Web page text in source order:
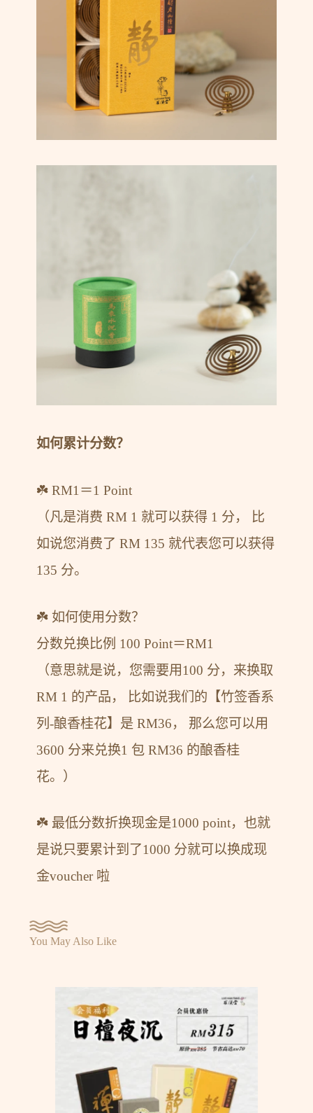
如何累计分数？
☘️ RM1＝1 Point
（凡是消费 RM 1 就可以获得 1 分， 比
如说您消费了 RM 135 就代表您可以获得
135 分。
☘️ 如何使用分数？
分数兑换比例 100 Point＝RM1
（意思就是说，您需要用100 分，来换取
RM 1 的产品， 比如说我们的【竹签香系
列-酿香桂花】是 RM36， 那么您可以用
3600 分来兑换1 包 RM36 的酿香桂
花。）
☘️ 最低分数折换现金是1000 point，也就
是说只要累计到了1000 分就可以换成现
金voucher 啦
You May Also Like